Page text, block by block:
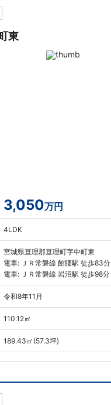
東
3,050万円
4LDK
宮城県亘理郡亘理町字中町東
電車: ＪＲ常磐線 館腰駅 徒歩83分
電車: ＪＲ常磐線 岩沼駅 徒歩98分
令和8年11月
110.12㎡
189.43㎡(57.3坪)